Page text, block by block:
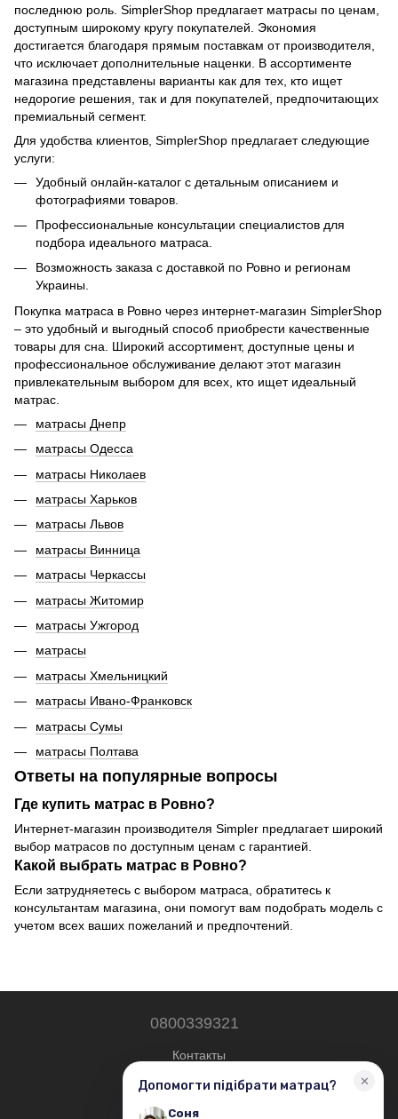
последнюю роль. SimplerShop предлагает матрасы по ценам,
доступным широкому кругу покупателей. Экономия
достигается благодаря прямым поставкам от производителя,
что исключает дополнительные наценки. В ассортименте
магазина представлены варианты как для тех, кто ищет
недорогие решения, так и для покупателей, предпочитающих
премиальный сегмент.
Для удобства клиентов, SimplerShop предлагает следующие
услуги:
Удобный онлайн-каталог с детальным описанием и
фотографиями товаров.
Профессиональные консультации специалистов для
подбора идеального матраса.
Возможность заказа с доставкой по Ровно и регионам
Украины.
Покупка матраса в Ровно через интернет-магазин SimplerShop
– это удобный и выгодный способ приобрести качественные
товары для сна. Широкий ассортимент, доступные цены и
профессиональное обслуживание делают этот магазин
привлекательным выбором для всех, кто ищет идеальный
матрас.
матрасы Днепр
матрасы Одесса
матрасы Николаев
матрасы Харьков
матрасы Львов
матрасы Винница
матрасы Черкассы
матрасы Житомир
матрасы Ужгород
матрасы
матрасы Хмельницкий
матрасы Ивано-Франковск
матрасы Сумы
матрасы Полтава
Ответы на популярные вопросы
Где купить матрас в Ровно?
Интернет-магазин производителя Simpler предлагает широкий
выбор матрасов по доступным ценам с гарантией.
Какой выбрать матрас в Ровно?
Если затрудняетесь с выбором матраса, обратитесь к
консультантам магазина, они помогут вам подобрать модель с
учетом всех ваших пожеланий и предпочтений.
0800339321
Контакты
Полная версия сайта